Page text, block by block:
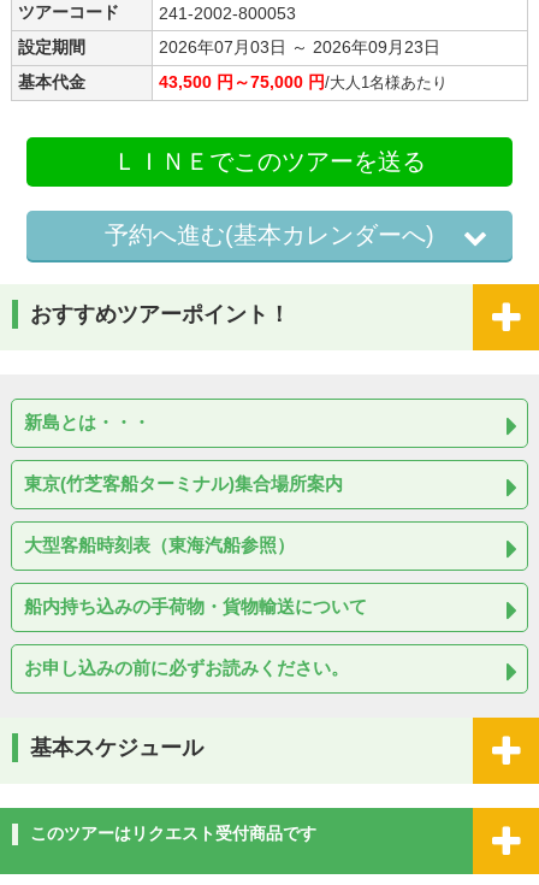
ツアーコード
241-2002-800053
設定期間
2026年07月03日 ～ 2026年09月23日
基本代金
43,500 円～75,000 円/大人1名様あたり
ＬＩＮＥでこのツアーを送る
予約へ進む(基本カレンダーへ)
おすすめツアーポイント！
新島とは・・・
東京(竹芝客船ターミナル)集合場所案内
大型客船時刻表（東海汽船参照）
船内持ち込みの手荷物・貨物輸送について
お申し込みの前に必ずお読みください。
基本スケジュール
このツアーはリクエスト受付商品です